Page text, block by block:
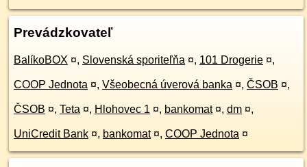
Prevádzkovateľ
BalíkoBOX ¤, Slovenská sporiteľňa ¤, 101 Drogerie ¤,
COOP Jednota ¤, Všeobecná úverová banka ¤, ČSOB ¤,
ČSOB ¤, Teta ¤, Hlohovec 1 ¤, bankomat ¤, dm ¤,
UniCredit Bank ¤, bankomat ¤, COOP Jednota ¤